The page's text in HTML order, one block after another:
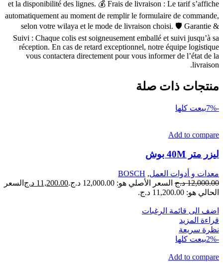
et la disponibilité des lignes. 💰 Frais de livraison : Le tarif s’affiche
automatiquement au moment de remplir le formulaire de commande,
selon votre wilaya et le mode de livraison choisi. 🛡 Garantie &
Suivi : Chaque colis est soigneusement emballé et suivi jusqu’à sa
réception. En cas de retard exceptionnel, notre équipe logistique
vous contactera directement pour vous informer de l’état de la
livraison.
منتجات ذات صلة
-7% بيعت كلها
Add to compare
ليزر متر 40M بوش
معدات و أدوات العمل,
BOSCH
12,000.00 د.ج السعر الأصلي هو: 12,000.00 د.ج. 11,200.00 د.ج السعر
الحالي هو: 11,200.00 د.ج.
اضف الى قائمة الرغبات
قراءة المزيد
نظرة سريعة
-2%
بيعت كلها
Add to compare